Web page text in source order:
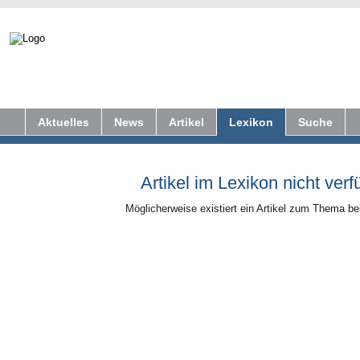
Aktuelles News Artikel Lexikon Suche
Artikel im Lexikon nicht
Möglicherweise existiert ein Artikel zum Thema